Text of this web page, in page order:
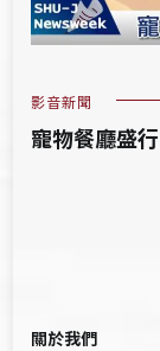
影音新聞
寵物餐廳盛
關於我們